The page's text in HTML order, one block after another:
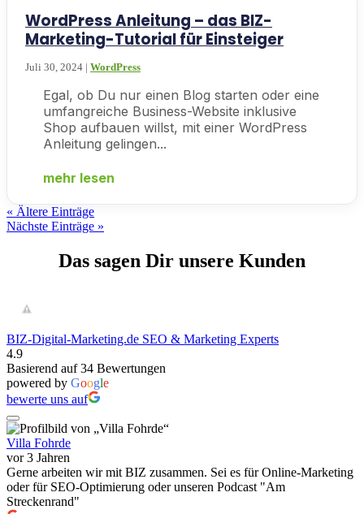
WordPress Anleitung – das BIZ-
Marketing-Tutorial für Einsteiger
Juli 30, 2024 | WordPress
Egal, ob Du nur einen Blog starten oder eine
umfangreiche Business-Website inklusive
Shop aufbauen willst, mit einer WordPress
Anleitung gelingen...
mehr lesen
« Ältere Einträge
Nächste Einträge »
Das sagen Dir unsere Kunden
BIZ-Digital-Marketing.de SEO & Marketing Experts
4.9
Basierend auf 34 Bewertungen
powered by Google
bewerte uns auf
Villa Fohrde
vor 3 Jahren
Gerne arbeiten wir mit BIZ zusammen. Sei es für Online-Marketing
oder für SEO-Optimierung oder unseren Podcast "Am
Streckenrand"